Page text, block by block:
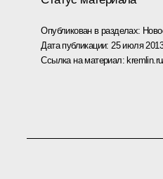
Опубликован в разделах:
Дата публикации: 25 июля
Ссылка на материал: